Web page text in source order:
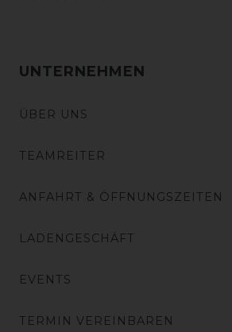
UNTERNEHMEN
ÜBER UNS
TEAMREITER
ANFAHRT & ÖFFNUNGSZEITEN
LADENGESCHÄFT
EVENTS
TERMIN VEREINBAREN